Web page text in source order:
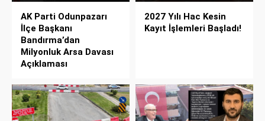
AK Parti Odunpazarı
İlçe Başkanı
Bandırma’dan
Milyonluk Arsa Davası
Açıklaması
2027 Yılı Hac Kesin
Kayıt İşlemleri Başladı!